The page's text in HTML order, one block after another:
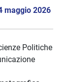
maggio 2026
Politiche